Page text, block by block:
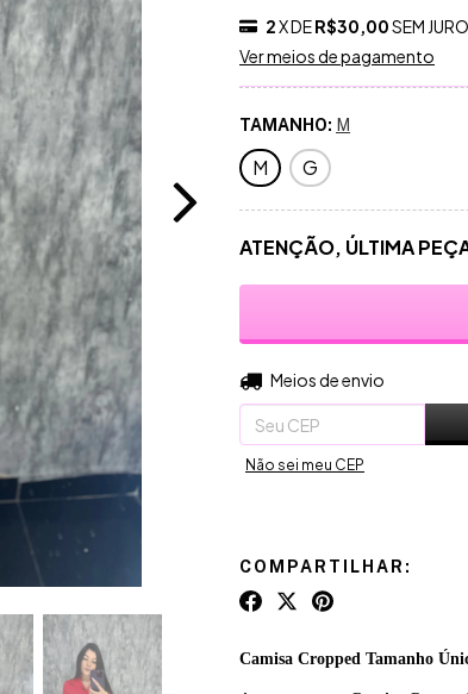
2X DER$30,00SEM
Ver meios de pagamento
TAMANHO: M
M G
ATENÇÃO, ÚLTIMA
Entregas para o CEP:
Meios de envio
Não sei meu CEP
COMPARTILHAR:
Camisa Cropped Tamanho